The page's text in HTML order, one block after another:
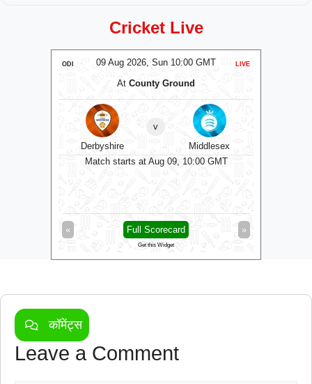
Cricket Live
09 Aug 2026, Sun 10:00 GMT
ODI LIVE
At County Ground
Derbyshire
v
Middlesex
Match starts at Aug 09, 10:00 GMT
« »
Full Scorecard
Get this Widget
कॉमेंट्स
Leave a Comment